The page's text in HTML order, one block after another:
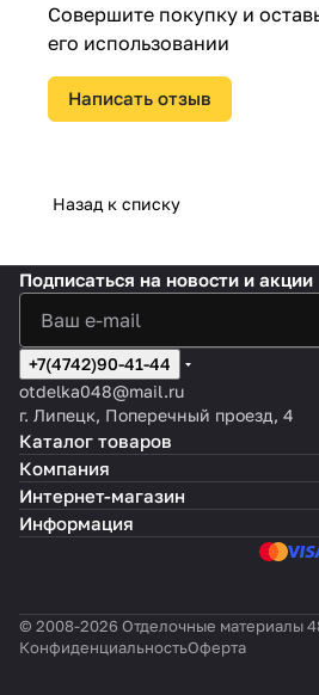
Совершите покупку и
его использовании
Написать отзыв
Назад к списку
Подписаться на новости и акции
+7(4742)90-41-44
otdelka048@mail.ru
г. Липецк, Поперечный проезд, 4
Каталог товаров
Компания
Интернет-магазин
Информация
© 2008-2026 Отделочные материалы
КонфиденциальностьОферта